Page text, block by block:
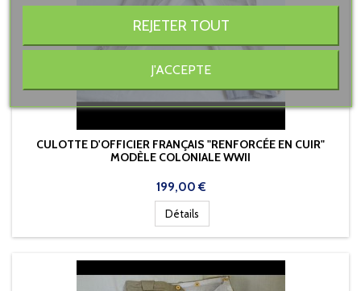
CULOTTE D'OFFICIER FRANÇAIS "RENFORCÉE EN CUIR"
MODÈLE COLONIALE WWII
Prix
199,00 €
Détails
REJETER TOUT
J'ACCEPTE